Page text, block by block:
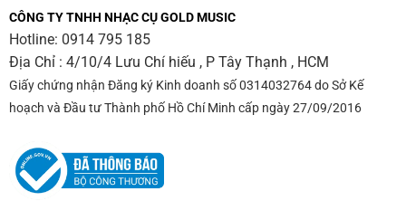
CÔNG TY TNHH NHẠC CỤ GOLD MUSIC
Hotline: 0914 795 185
Địa Chỉ : 4/10/4 Lưu Chí hiếu , P Tây Thạnh , HCM
Giấy chứng nhận Đăng ký Kinh doanh số 0314032764 do Sở Kế
hoạch và Đầu tư Thành phố Hồ Chí Minh cấp ngày 27/09/2016